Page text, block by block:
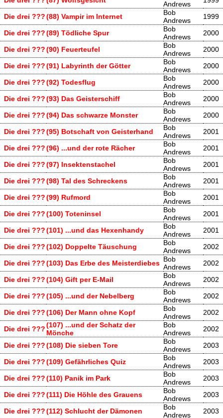
Andrews
Die drei ???(88) Vampir im Internet
Bob
Andrews
1999
Die drei ???(89) Tödliche Spur
Bob
Andrews
2000
Die drei ???(90) Feuerteufel
Bob
Andrews
2000
Die drei ???(91) Labyrinth der Götter
Bob
Andrews
2000
Die drei ???(92) Todesflug
Bob
Andrews
2000
Die drei ???(93) Das Geisterschiff
Bob
Andrews
2000
Die drei ???(94) Das schwarze Monster
Bob
Andrews
2000
Die drei ???(95) Botschaft von Geisterhand
Bob
Andrews
2001
Die drei ???(96) ...und der rote Rächer
Bob
Andrews
2001
Die drei ???(97) Insektenstachel
Bob
Andrews
2001
Die drei ???(98) Tal des Schreckens
Bob
Andrews
2001
Die drei ???(99) Rufmord
Bob
Andrews
2001
Die drei ???(100) Toteninsel
Bob
Andrews
2001
Die drei ???(101) ...und das Hexenhandy
Bob
Andrews
2001
Die drei ???(102) Doppelte Täuschung
Bob
Andrews
2002
Die drei ???(103) Das Erbe des Meisterdiebes Bob
Andrews
2002
Die drei ???(104) Gift per E-Mail
Bob
Andrews
2002
Die drei ???(105) ...und der Nebelberg
Bob
Andrews
2002
Die drei ???(106) Der Mann ohne Kopf
Bob
Andrews
2002
Die drei ???(107) ...und der Schatz der
Mönche
Bob
Andrews
2002
Die drei ???(108) Die sieben Tore
Bob
Andrews
2003
Die drei ???(109) Gefährliches Quiz
Bob
Andrews
2003
Die drei ???(110) Panik im Park
Bob
Andrews
2003
Die drei ???(111) Die Höhle des Grauens
Bob
Andrews
2003
Die drei ???(112) Schlucht der Dämonen
Bob
Andrews
2003